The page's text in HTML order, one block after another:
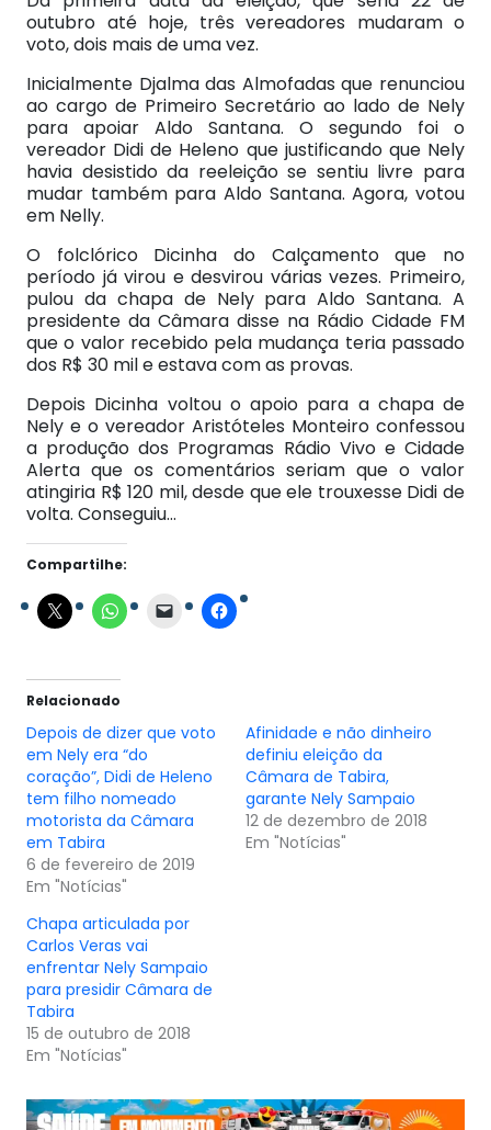
outubro até hoje, três vereadores mudaram o
voto, dois mais de uma vez.
Inicialmente Djalma das Almofadas que renunciou
ao cargo de Primeiro Secretário ao lado de Nely
para apoiar Aldo Santana. O segundo foi o
vereador Didi de Heleno que justificando que Nely
havia desistido da reeleição se sentiu livre para
mudar também para Aldo Santana. Agora, votou
em Nelly.
O folclórico Dicinha do Calçamento que no
período já virou e desvirou várias vezes. Primeiro,
pulou da chapa de Nely para Aldo Santana. A
presidente da Câmara disse na Rádio Cidade FM
que o valor recebido pela mudança teria passado
dos R$ 30 mil e estava com as provas.
Depois Dicinha voltou o apoio para a chapa de
Nely e o vereador Aristóteles Monteiro confessou
a produção dos Programas Rádio Vivo e Cidade
Alerta que os comentários seriam que o valor
atingiria R$ 120 mil, desde que ele trouxesse Didi de
volta. Conseguiu…
Compartilhe:
Relacionado
Depois de dizer que voto
em Nely era “do
coração”, Didi de Heleno
tem filho nomeado
motorista da Câmara
em Tabira
6 de fevereiro de 2019
Em "Notícias"
Afinidade e não dinheiro
definiu eleição da
Câmara de Tabira,
garante Nely Sampaio
12 de dezembro de 2018
Em "Notícias"
Chapa articulada por
Carlos Veras vai
enfrentar Nely Sampaio
para presidir Câmara de
Tabira
15 de outubro de 2018
Em "Notícias"